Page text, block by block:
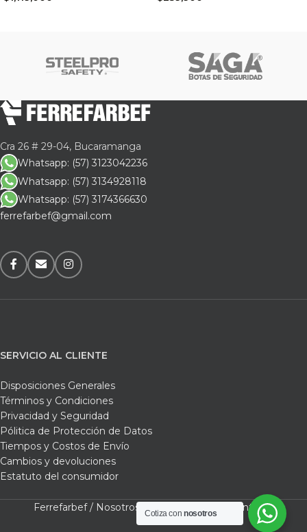
Cra 26 # 29-04, Bucaramanga
Whatsapp: (57) 3123042236
Whatsapp: (57) 3134928118
Whatsapp: (57) 3174366630
ferrefarbef@gmail.com
SERVICIO AL CLIENTE
Disposiciones Generales
Términos y Condiciones
Privacidad y Seguridad
Pólitica de Protección de Datos
Tiempos y Costos de Envío
Cambios y devoluciones
Estatuto del consumidor
Ferrefarbef / Nosotros / Tienda / Contacto
Cotiza connosotros